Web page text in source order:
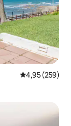
Priemerné
4,95 (259)